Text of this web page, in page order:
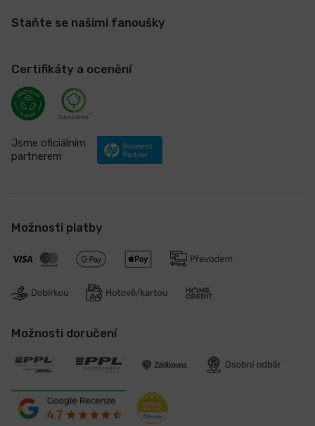
Staňte se našimi fanoušky
Certifikáty a ocenění
Jsme oficiálním
partnerem
Možnosti platby
Možnosti doručení